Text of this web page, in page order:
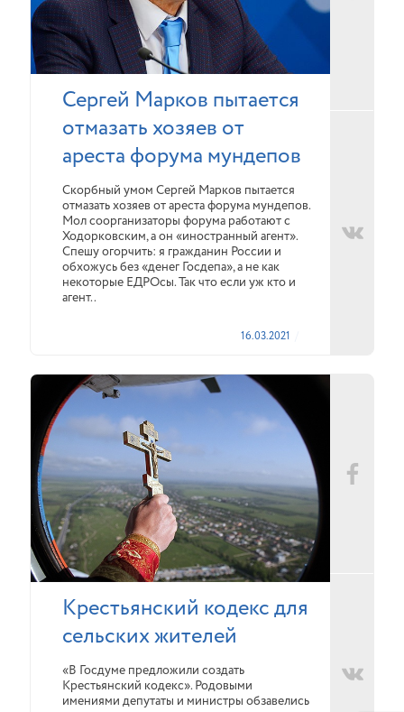
Сергей Марков пытается
отмазать хозяев от
ареста форума мундепов
Скорбный умом Сергей Марков пытается
отмазать хозяев от ареста форума мундепов.
Мол соорганизаторы форума работают с
Ходорковским, а он «иностранный агент».
Спешу огорчить: я гражданин России и
обхожусь без «денег Госдепа», а не как
некоторые ЕДРОсы. Так что если уж кто и
агент..
16.03.2021
Крестьянский кодекс для
сельских жителей
«В Госдуме предложили создать
Крестьянский кодекс». Родовыми
имениями депутаты и министры обзавелись